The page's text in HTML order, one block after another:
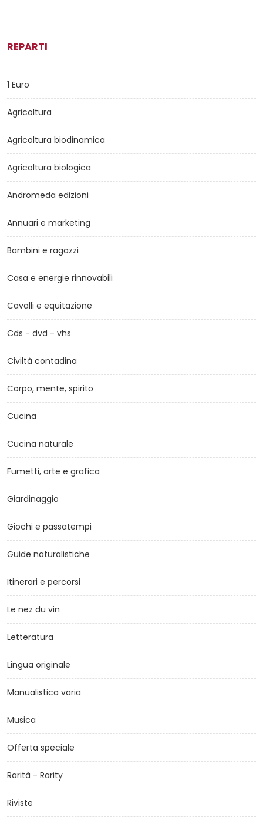
REPARTI
1 Euro
Agricoltura
Agricoltura biodinamica
Agricoltura biologica
Andromeda edizioni
Annuari e marketing
Bambini e ragazzi
Casa e energie rinnovabili
Cavalli e equitazione
Cds - dvd - vhs
Civiltà contadina
Corpo, mente, spirito
Cucina
Cucina naturale
Fumetti, arte e grafica
Giardinaggio
Giochi e passatempi
Guide naturalistiche
Itinerari e percorsi
Le nez du vin
Letteratura
Lingua originale
Manualistica varia
Musica
Offerta speciale
Rarità - Rarity
Riviste